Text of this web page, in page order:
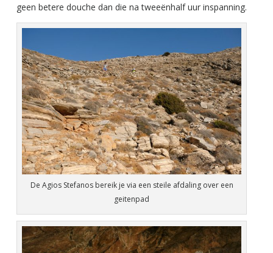
geen betere douche dan die na tweeënhalf uur inspanning.
De Agios Stefanos bereik je via een steile afdaling over een
geitenpad